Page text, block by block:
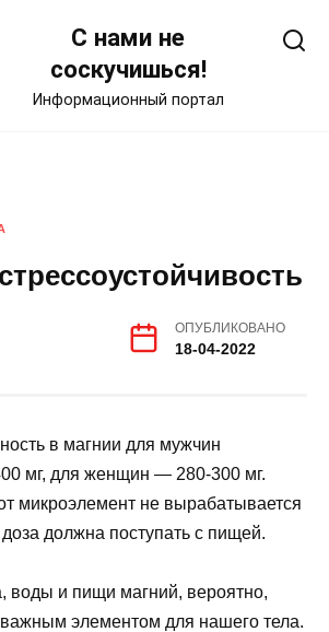
С нами не
соскучишься!
Информационный портал
ОПУБЛИКОВАНО
18-04-2022
в магнии для мужчин
мг, для женщин — 280-300 мг.
микроэлемент не вырабатывается
должна поступать с пищей.
воды и пищи магний, вероятно,
элементом для нашего тела.